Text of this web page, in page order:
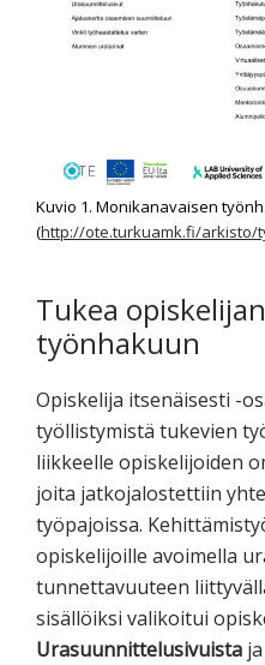
Kuvio 1. Monikanavaisen
(http://ote.turkuamk.fi/arkisto/
Tukea
työnhakuun
Opiskelija itsenäisesti -
työllistymistä tukevien
liikkeelle opiskelijoiden
joita jatkojalostettiin
työpajoissa.
opiskelijoille avoimella
tunnettavuuteen
sisällöiksi valikoitui
Urasuunnittelusivuista ja